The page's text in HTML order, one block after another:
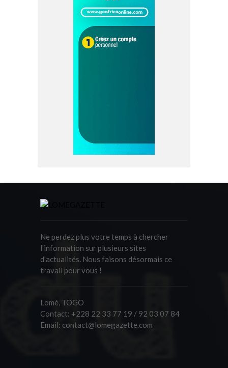
Ne perdez plus votre temps à chercher
l'information sur plusieurs sites
d'actualités. Nous faisons désormais ce
travail pour vous !
Lomé, TOGO
Contact: +228 22 33 77 19 / 92 03 07 84
Email: contact@lomegazette.com